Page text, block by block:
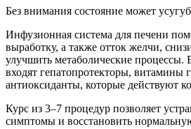
Без внимания состояние может
Инфузионная система для печени
выработку, а также отток желчи,
улучшить метаболические процессы.
входят гепатопротекторы, витамины
антиоксиданты, которые действуют
Курс из 3–7 процедур позволяет
симптомы и восстановить